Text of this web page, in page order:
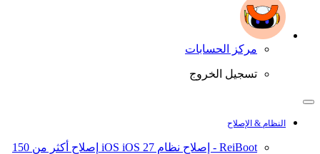
مركز الحسابات
تسجيل الخروج
النظام & الإصلاح
ReiBoot - إصلاح نظام iOS iOS 27
إصلاح أكثر من 150